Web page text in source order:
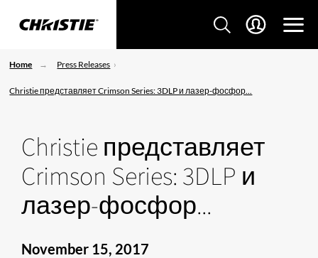
Home Press Releases
Christie представляет Crimson Series: 3DLP и лазер-фосфор...
Christie представляет
Crimson Series: 3DLP и
лазер-фосфор...
November 15, 2017